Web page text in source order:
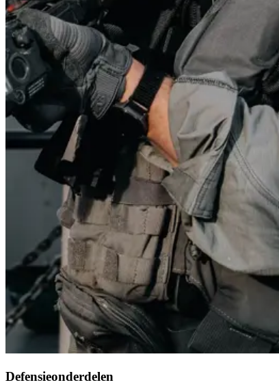
Defensieonderdelen